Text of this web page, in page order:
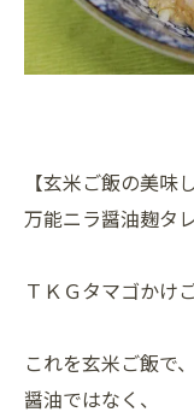
【玄米ご飯の美味
万能ニラ醤油麹タ
ＴＫＧタマゴかけ
これを玄米ご飯で、
醤油ではなく、